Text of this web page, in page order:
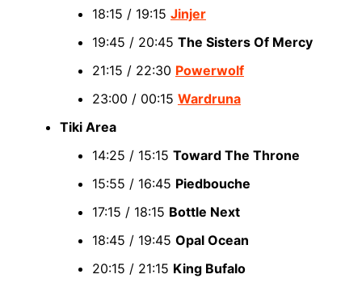
18:15 / 19:15 Jinjer
19:45 / 20:45 The Sisters Of Mercy
21:15 / 22:30 Powerwolf
23:00 / 00:15 Wardruna
Tiki Area
14:25 / 15:15 Toward The Throne
15:55 / 16:45 Piedbouche
17:15 / 18:15 Bottle Next
18:45 / 19:45 Opal Ocean
20:15 / 21:15 King Bufalo